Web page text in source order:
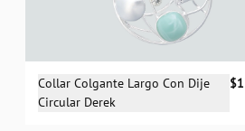
Selecciona una talla
Collar Colgante Largo Con Dije
Circular Derek